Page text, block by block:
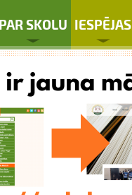
PAR SKOLU IESPĒJAS